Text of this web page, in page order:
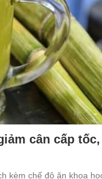
cân cấp
kèm chế độ ăn khoa